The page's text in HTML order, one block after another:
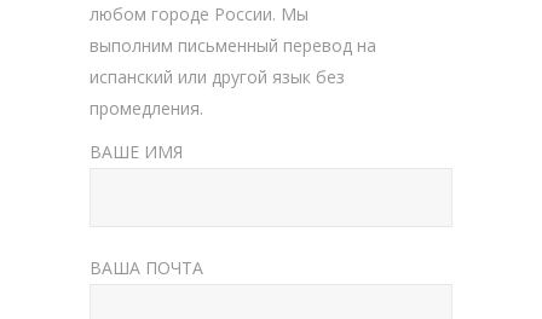
любом городе России. Мы
выполним письменный перевод на
испанский или другой язык без
промедления.
ВАШЕ ИМЯ
ВАША ПОЧТА